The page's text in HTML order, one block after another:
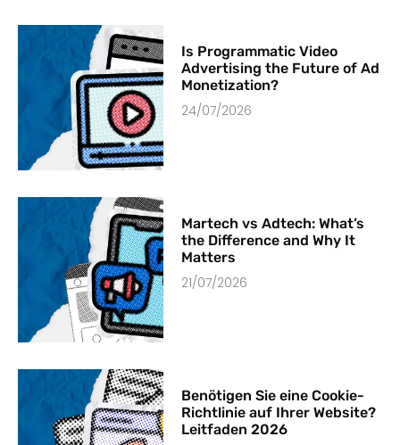
Is Programmatic Video
Advertising the Future of Ad
Monetization?
24/07/2026
Martech vs Adtech: What’s
the Difference and Why It
Matters
21/07/2026
Benötigen Sie eine Cookie-
Richtlinie auf Ihrer Website?
Leitfaden 2026